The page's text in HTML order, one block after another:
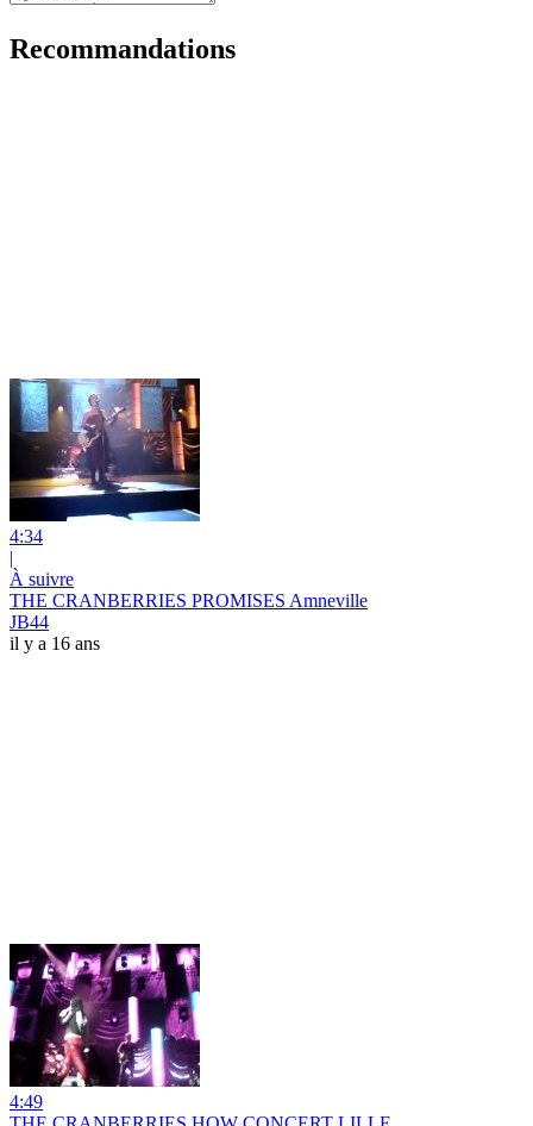
Recommandations
4:34
|
À suivre
THE CRANBERRIES PROMISES Amneville
JB44
il y a 16 ans
4:49